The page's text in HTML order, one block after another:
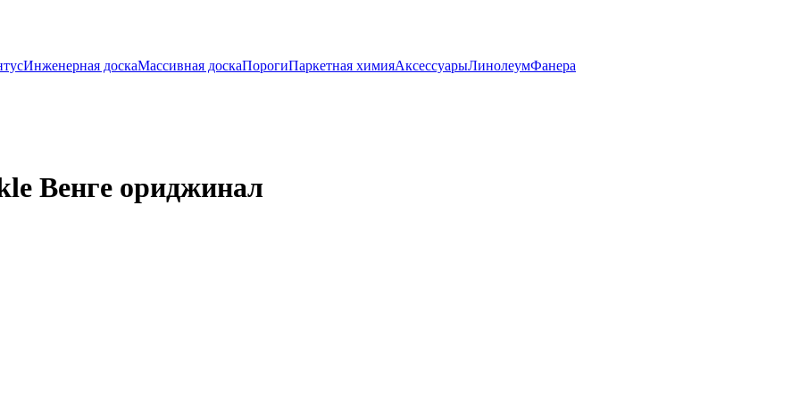
Инженерная доскаМассивная доскаПорогиПаркетная химияАксессуарыЛинолеумФанера
Венге ориджинал